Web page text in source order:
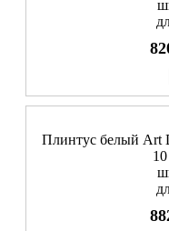
Плинтус белый Art